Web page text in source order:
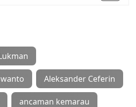
Aleksander Ceferin
ancaman kemarau